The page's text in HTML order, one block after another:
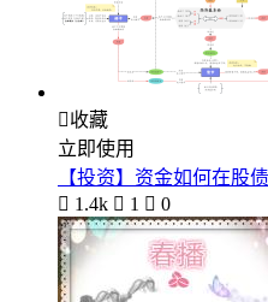
收藏
立即使用
【投资】资金如何在股
 1.4k  1  0